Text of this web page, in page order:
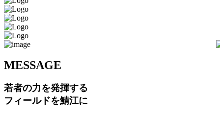
MESSAGE
若者の力を発揮する
フィールドを鯖江に